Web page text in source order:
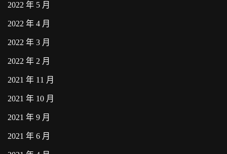
2022 年 5 月
2022 年 4 月
2022 年 3 月
2022 年 2 月
2021 年 11 月
2021 年 10 月
2021 年 9 月
2021 年 6 月